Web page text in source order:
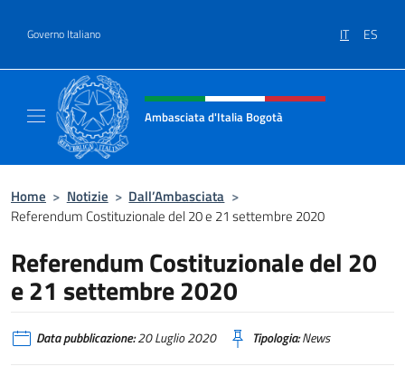
Governo Italiano IT ES
Intestazione sito, social e menù
Ambasciata d'Italia Bogotà
Home > Notizie > Dall’Ambasciata >
Referendum Costituzionale del 20 e 21 settembre 2020
Referendum Costituzionale del 20
e 21 settembre 2020
Data pubblicazione:20 Luglio 2020 Tipologia:News